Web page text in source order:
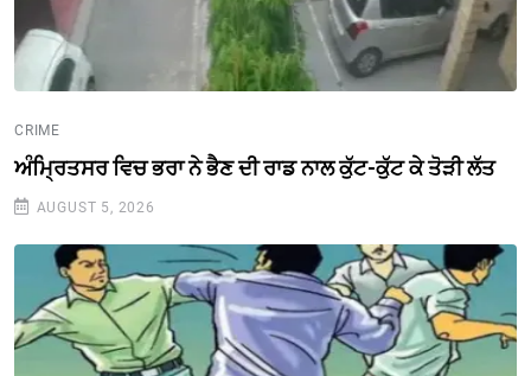
CRIME
ਅੰਮ੍ਰਿਤਸਰ ਵਿਚ ਭਰਾ ਨੇ ਭੈਣ ਦੀ ਰਾਡ ਨਾਲ ਕੁੱਟ-ਕੁੱਟ ਕੇ ਤੋੜੀ ਲੱਤ
AUGUST 5, 2026